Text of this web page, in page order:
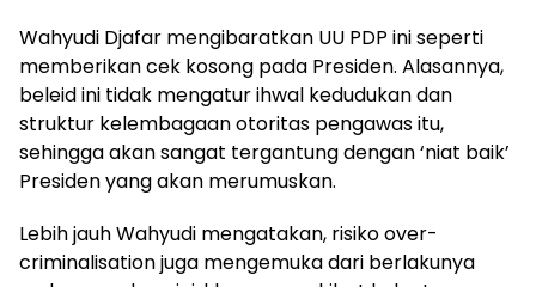
Wahyudi Djafar mengibaratkan UU PDP ini seperti
memberikan cek kosong pada Presiden. Alasannya,
beleid ini tidak mengatur ihwal kedudukan dan
struktur kelembagaan otoritas pengawas itu,
sehingga akan sangat tergantung dengan ‘niat baik’
Presiden yang akan merumuskan.
Lebih jauh Wahyudi mengatakan, risiko over-
criminalisation juga mengemuka dari berlakunya